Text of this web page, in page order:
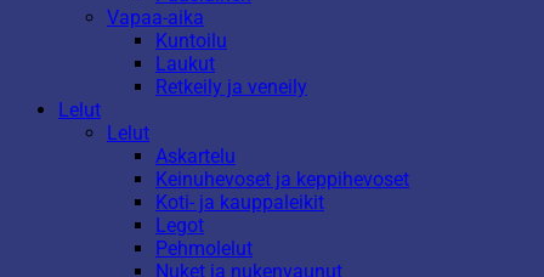
Vapaa-aika
Kuntoilu
Laukut
Retkeily ja veneily
Lelut
Lelut
Askartelu
Keinuhevoset ja keppihevoset
Koti- ja kauppaleikit
Legot
Pehmolelut
Nuket ja nukenvaunut